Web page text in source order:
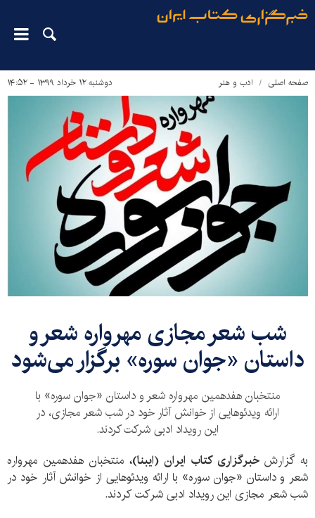
صفحه اصلی ادب و هنر دوشنبه ۱۲ خرداد ۱۳۹۹ - ۱۴:۵۲
شب شعر مجازی مهرواره شعر و
داستان «جوان سوره» برگزار می‌شود
منتخبان هفدهمین مهرواره شعر و داستان «جوان سوره» با
ارائه ویدئوهایی از خوانش آثار خود در شب شعر مجازی، در
این رویداد ادبی شرکت کردند.
به گزارش خبرگزاری کتاب ایران (ایبنا)،منتخبان هفدهمین مهرواره
شعر و داستان «جوان سوره» با ارائه ویدئوهایی از خوانش آثار خود در
شب شعر مجازی این رویداد ادبی شرکت کردند.